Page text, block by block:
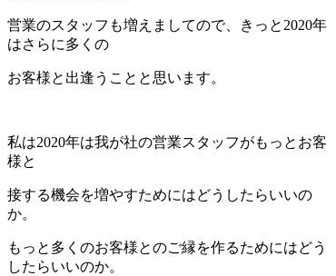
営業のスタッフも増えましてので、きっと2020年
はさらに多くの
お客様と出逢うことと思います。
私は2020年は我が社の営業スタッフがもっとお客
様と
接する機会を増やすためにはどうしたらいいの
か。
もっと多くのお客様とのご縁を作るためにはどう
したらいいのか。